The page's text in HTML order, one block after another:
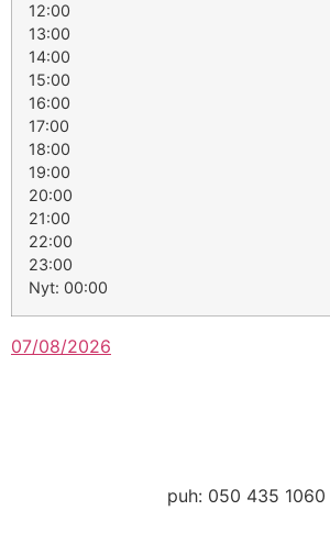
12:00
13:00
14:00
15:00
16:00
17:00
18:00
19:00
20:00
21:00
22:00
23:00
Nyt: 00:00
07/08/2026
puh: 050 435 1060